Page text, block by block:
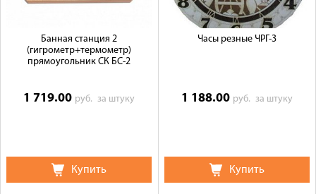
Банная станция 2
(гигрометр+термометр)
прямоугольник СК БС-2
1 719.00 руб.за штуку
Купить
Часы резные ЧРГ-3
1 188.00 руб. за штуку
Купить